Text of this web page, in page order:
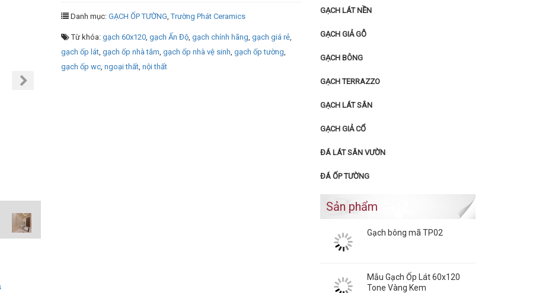
Danh mục: GẠCH ỐP TƯỜNG,Trường Phát Ceramics
Từ khóa: gạch 60x120, gạch Ấn Độ, gạch chính hãng, gạch giá rẻ,
gạch ốp lát, gạch ốp nhà tắm, gạch ốp nhà vệ sinh, gạch ốp tường,
gạch ốp wc, ngoại thất, nội thất
GẠCH LÁT NỀN
GẠCH GIẢ GỖ
GẠCH BÔNG
GẠCH TERRAZZO
GẠCH LÁT SÂN
GẠCH GIẢ CỔ
ĐÁ LÁT SÂN VƯỜN
ĐÁ ỐP TƯỜNG
Sản phẩm
Gạch bông mã TP02
Mẫu Gạch Ốp Lát 60x120
Tone Vàng Kem